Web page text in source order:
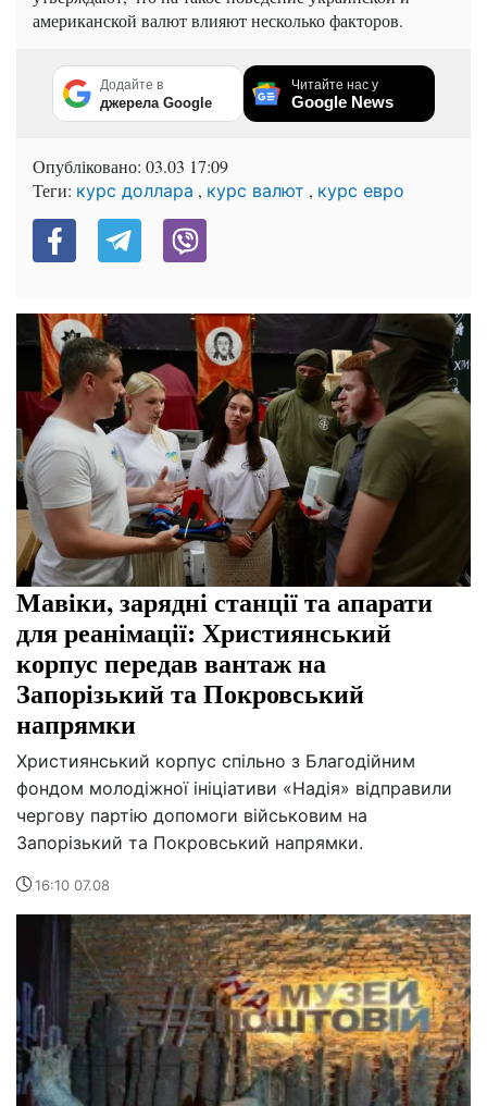
американской валют влияют несколько факторов.
Додайте в
джерела Google
Читайте нас у
Google News
Опубліковано: 03.03 17:09
Теги: курс доллара , курс валют , курс евро
Мавіки, зарядні станції та апарати
для реанімації: Християнський
корпус передав вантаж на
Запорізький та Покровський
напрямки
Християнський корпус спільно з Благодійним
фондом молодіжної ініціативи «Надія» відправили
чергову партію допомоги військовим на
Запорізький та Покровський напрямки.
16:10 07.08